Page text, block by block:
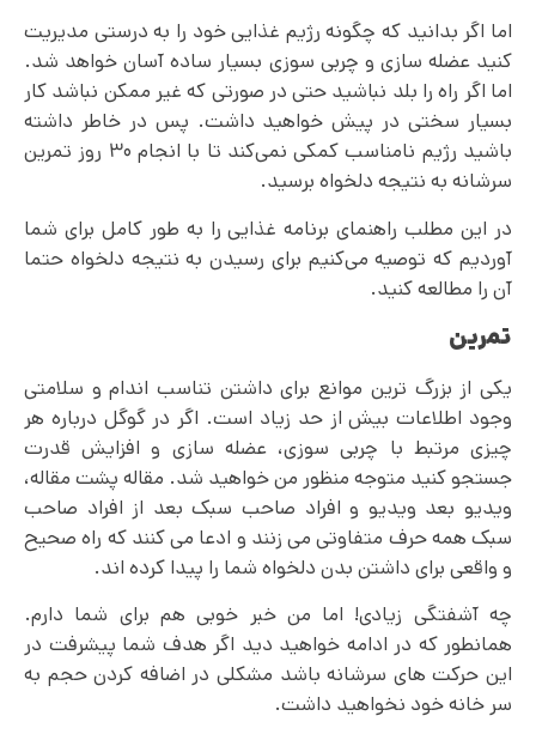
اما اگر بدانید که چگونه رژیم غذایی خود را به درستی مدیریت
کنید عضله سازی و چربی سوزی بسیار ساده آسان خواهد شد.
اما اگر راه را بلد نباشید حتی در صورتی که غیر ممکن نباشد کار
بسیار سختی در پیش خواهید داشت. پس در خاطر داشته
باشید رژیم نامناسب کمکی نمی‌کند تا با انجام ۳۰ روز تمرین
سرشانه به نتیجه دلخواه برسید.
در این مطلب راهنمای برنامه غذایی را به طور کامل برای شما
آوردیم که توصیه می‌کنیم برای رسیدن به نتیجه دلخواه حتما
آن را مطالعه کنید.
تمرین
یکی از بزرگ ترین موانع برای داشتن تناسب اندام و سلامتی
وجود اطلاعات بیش از حد زیاد است. اگر در گوگل درباره هر
چیزی مرتبط با چربی سوزی، عضله سازی و افزایش قدرت
جستجو کنید متوجه منظور من خواهید شد. مقاله پشت مقاله،
ویدیو بعد ویدیو و افراد صاحب سبک بعد از افراد صاحب
سبک همه حرف متفاوتی می زنند و ادعا می کنند که راه صحیح
و واقعی برای داشتن بدن دلخواه شما را پیدا کرده اند.
چه آشفتگی زیادی! اما من خبر خوبی هم برای شما دارم.
همانطور که در ادامه خواهید دید اگر هدف شما پیشرفت در
این حرکت های سرشانه باشد مشکلی در اضافه کردن حجم به
سر خانه خود نخواهید داشت.